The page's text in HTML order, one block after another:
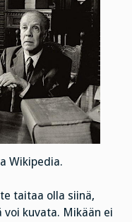
Wikipedia.
taitaa olla siinä,
kuvata. Mikään ei